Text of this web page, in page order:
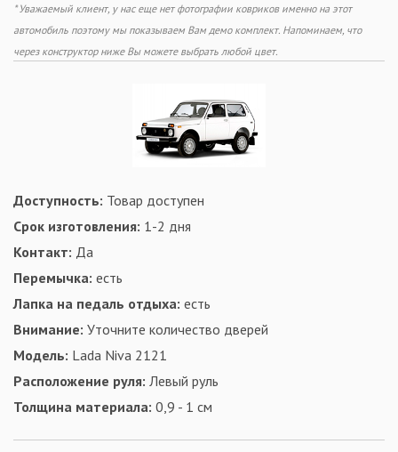
* Уважаемый клиент, у нас еще нет фотографии ковриков именно на этот
автомобиль поэтому мы показываем Вам демо комплект. Напоминаем, что
через конструктор ниже Вы можете выбрать любой цвет.
Доступность: Товар доступен
Срок изготовления: 1-2 дня
Контакт: Да
Перемычка: есть
Лапка на педаль отдыха: есть
Внимание: Уточните количество дверей
Модель: Lada Niva 2121
Расположение руля: Левый руль
Толщина материала: 0,9 - 1 см